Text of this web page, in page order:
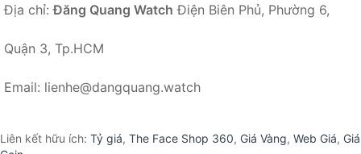
Địa chỉ:Đăng Quang Watch Điện Biên Phủ, Phường 6,
Quận 3, Tp.HCM
Email: lienhe@dangquang.watch
Liên kết hữu ích: Tỷ giá, The Face Shop 360, Giá Vàng, Web Giá, Giá